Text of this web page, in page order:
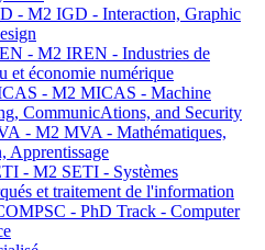
- M2 IGD - Interaction, Graphic
- M2 IREN - Industries de
et économie numérique
- M2 MICAS - Machine
CommunicAtions, and Security
- M2 MVA - Mathématiques,
Apprentissage
- M2 SETI - Systèmes
et traitement de l'information
- PhD Track - Computer